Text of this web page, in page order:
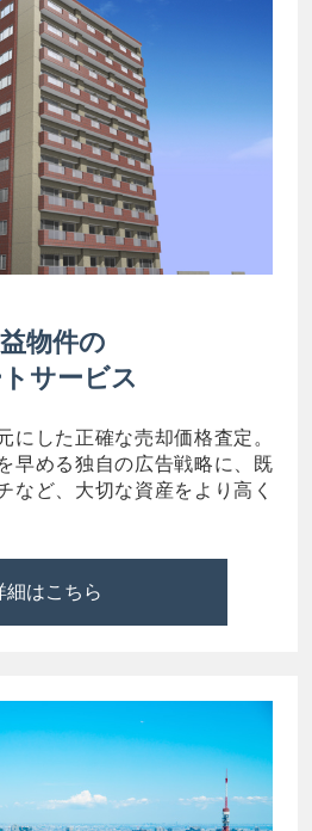
物件の
サービス
にした正確な売却価格査定。
早める独自の広告戦略に、既
など、大切な資産をより高く
細はこちら